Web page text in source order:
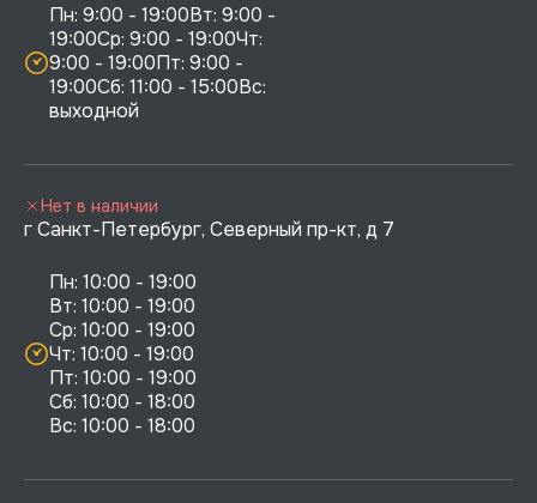
Пн: 9:00 - 19:00Вт: 9:00 -
19:00Ср: 9:00 - 19:00Чт:
9:00 - 19:00Пт: 9:00 -
19:00Сб: 11:00 - 15:00Вс:
выходной
г Санкт-Петербург, Северный пр-кт, д 7
Пн: 10:00 - 19:00
Вт: 10:00 - 19:00
Ср: 10:00 - 19:00
Чт: 10:00 - 19:00
Пт: 10:00 - 19:00
Сб: 10:00 - 18:00
Нет в наличии